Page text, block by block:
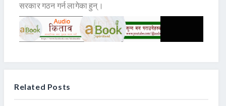
सरकार गठन गर्न लागेका हुन्।
Related Posts